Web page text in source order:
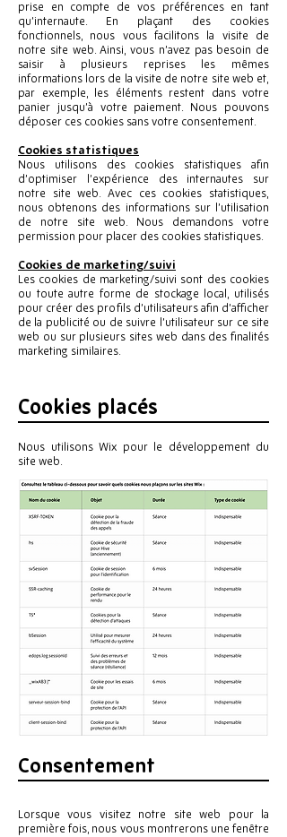
prise en compte de vos préférences en tant
qu’internaute. En plaçant des cookies
fonctionnels, nous vous facilitons la visite de
notre site web. Ainsi, vous n’avez pas besoin de
saisir à plusieurs reprises les mêmes
informations lors de la visite de notre site web et,
par exemple, les éléments restent dans votre
panier jusqu’à votre paiement. Nous pouvons
déposer ces cookies sans votre consentement.
Cookies statistiques
Nous utilisons des cookies statistiques afin
d’optimiser l’expérience des internautes sur
notre site web. Avec ces cookies statistiques,
nous obtenons des informations sur l’utilisation
de notre site web. Nous demandons votre
permission pour placer des cookies statistiques.
Cookies de marketing/suivi
Les cookies de marketing/suivi sont des cookies
ou toute autre forme de stockage local, utilisés
pour créer des profils d’utilisateurs afin d’afficher
de la publicité ou de suivre l’utilisateur sur ce site
web ou sur plusieurs sites web dans des finalités
marketing similaires.
Cookies placés
Nous utilisons Wix pour le développement du
site web.
Consentement
Lorsque vous visitez notre site web pour la
première fois, nous vous montrerons une fenêtre